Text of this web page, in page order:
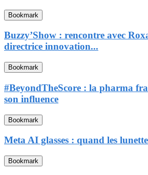
Bookmark
Buzzy’Show : rencontre avec
directrice innovation...
Bookmark
#BeyondTheScore : la pharma
son influence
Bookmark
Meta AI glasses : quand les
Bookmark